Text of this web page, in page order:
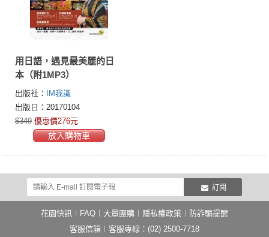
用日語，遇見最美麗的日
本（附1MP3）
出版社：
IM我識
出版日：20170104
$349 優惠價276元
放入購物車
訂閱
花園快訊 FAQ 大量團購 隱私權政策
防詐騙提醒
客服信箱 ︱客服專線：(02) 2500-7718